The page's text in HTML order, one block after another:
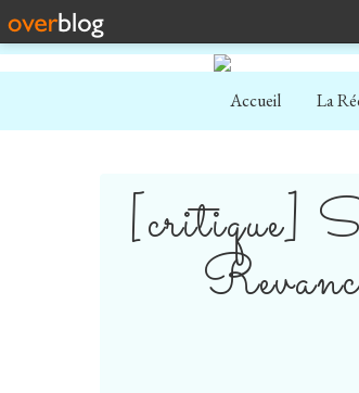
Accueil La
[critique]